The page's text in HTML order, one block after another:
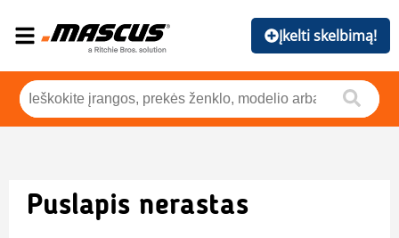
Įkelti skelbimą!
Puslapis nerastas